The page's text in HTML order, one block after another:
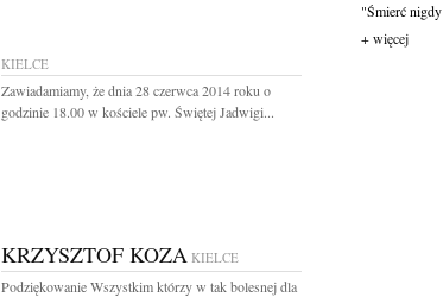
KIELCE
Zawiadamiamy, że dnia 28 czerwca 2014 roku o
godzinie 18.00 w kościele pw. Świętej Jadwigi...
KRZYSZTOF KOZA KIELCE
Podziękowanie Wszystkim którzy w tak bolesnej dla
"Śmierć
+ więcej